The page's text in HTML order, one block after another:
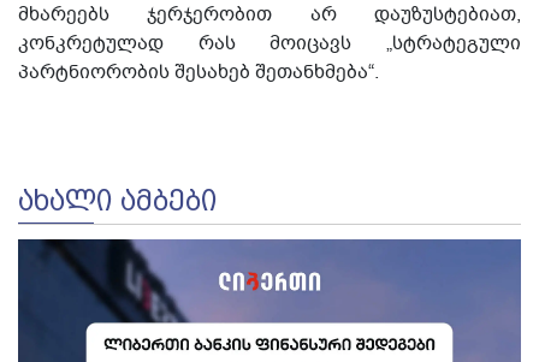
მხარეებს ჯერჯერობით არ დაუზუსტებიათ,
კონკრეტულად რას მოიცავს „სტრატეგული
პარტნიორობის შესახებ შეთანხმება“.
ᲐᲮᲐᲚᲘ ᲐᲛᲑᲔᲑᲘ